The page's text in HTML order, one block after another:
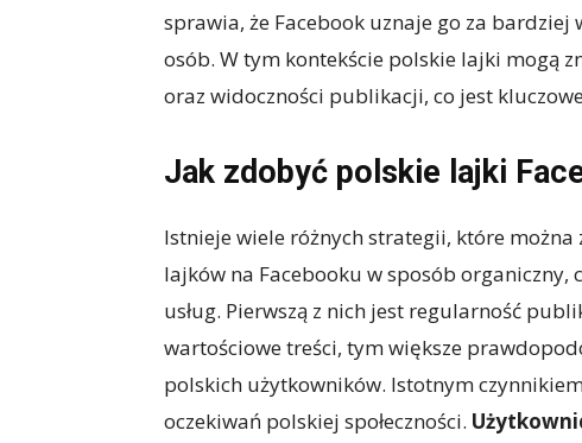
sprawia, że Facebook uznaje go za
osób. W tym kontekście polskie lajki mogą
oraz widoczności publikacji, co jest
Jak zdobyć polskie lajki
Istnieje wiele różnych strategii, które
lajków na Facebooku w sposób organiczny,
usług. Pierwszą z nich jest regularność
wartościowe treści, tym większe
polskich użytkowników. Istotnym
oczekiwań polskiej społeczności.